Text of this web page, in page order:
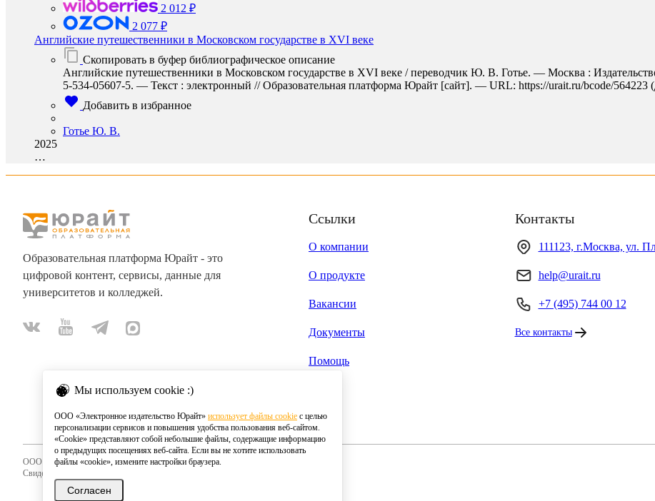
2 012 ₽
2 077 ₽
Английские путешественники в Московском государстве в XVI веке
Скопировать в буфер библиографическое описание
Английские путешественники в Московском государстве в XVI веке / переводчик Ю. В. Готье. — Москва :
5-534-05607-5. — Текст : электронный // Образовательная платформа Юрайт [сайт]. — URL: https://urait.ru/bcode/564223
Добавить в избранное
Готье Ю. В.
2025
…
Мы используем cookie :)
ООО «Электронное издательство Юрайт» использует файлы cookie с целью
персонализации сервисов и повышения удобства пользования веб-сайтом.
«Cookie» представляют собой небольшие файлы, содержащие информацию
о предыдущих посещениях веб-сайта. Если вы не хотите использовать
файлы «cookie», измените настройки браузера.
Согласен
Образовательная платформа Юрайт - это
цифровой контент, сервисы, данные для
университетов и колледжей.
Ссылки
О компании
О продукте
Вакансии
Документы
Помощь
Контакты
111123, г.Москва, ул.
help@urait.ru
+7 (495) 744 00 12
Все контакты
ООО «Электронное издательство Юрайт»
Свидетельство о регистрации СМИ 2020